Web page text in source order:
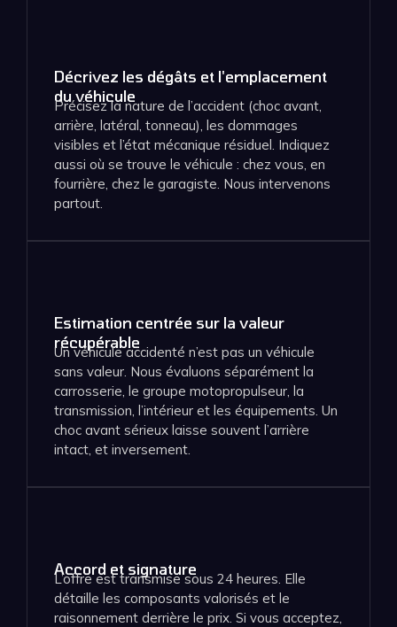
Décrivez les dégâts et l'emplacement
du véhicule
Précisez la nature de l’accident (choc avant,
arrière, latéral, tonneau), les dommages
visibles et l’état mécanique résiduel. Indiquez
aussi où se trouve le véhicule : chez vous, en
fourrière, chez le garagiste. Nous intervenons
partout.
Estimation centrée sur la valeur
récupérable
Un véhicule accidenté n’est pas un véhicule
sans valeur. Nous évaluons séparément la
carrosserie, le groupe motopropulseur, la
transmission, l’intérieur et les équipements. Un
choc avant sérieux laisse souvent l’arrière
intact, et inversement.
Accord et signature
L’offre est transmise sous 24 heures. Elle
détaille les composants valorisés et le
raisonnement derrière le prix. Si vous acceptez,